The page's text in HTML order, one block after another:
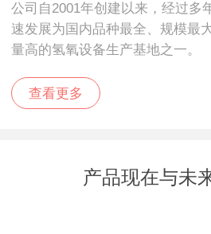
公司自2001年创建以来，经过多
速发展为国内品种最全、规模最
量高的氢氧设备生产基地之一。
查看更多
产品现在与未